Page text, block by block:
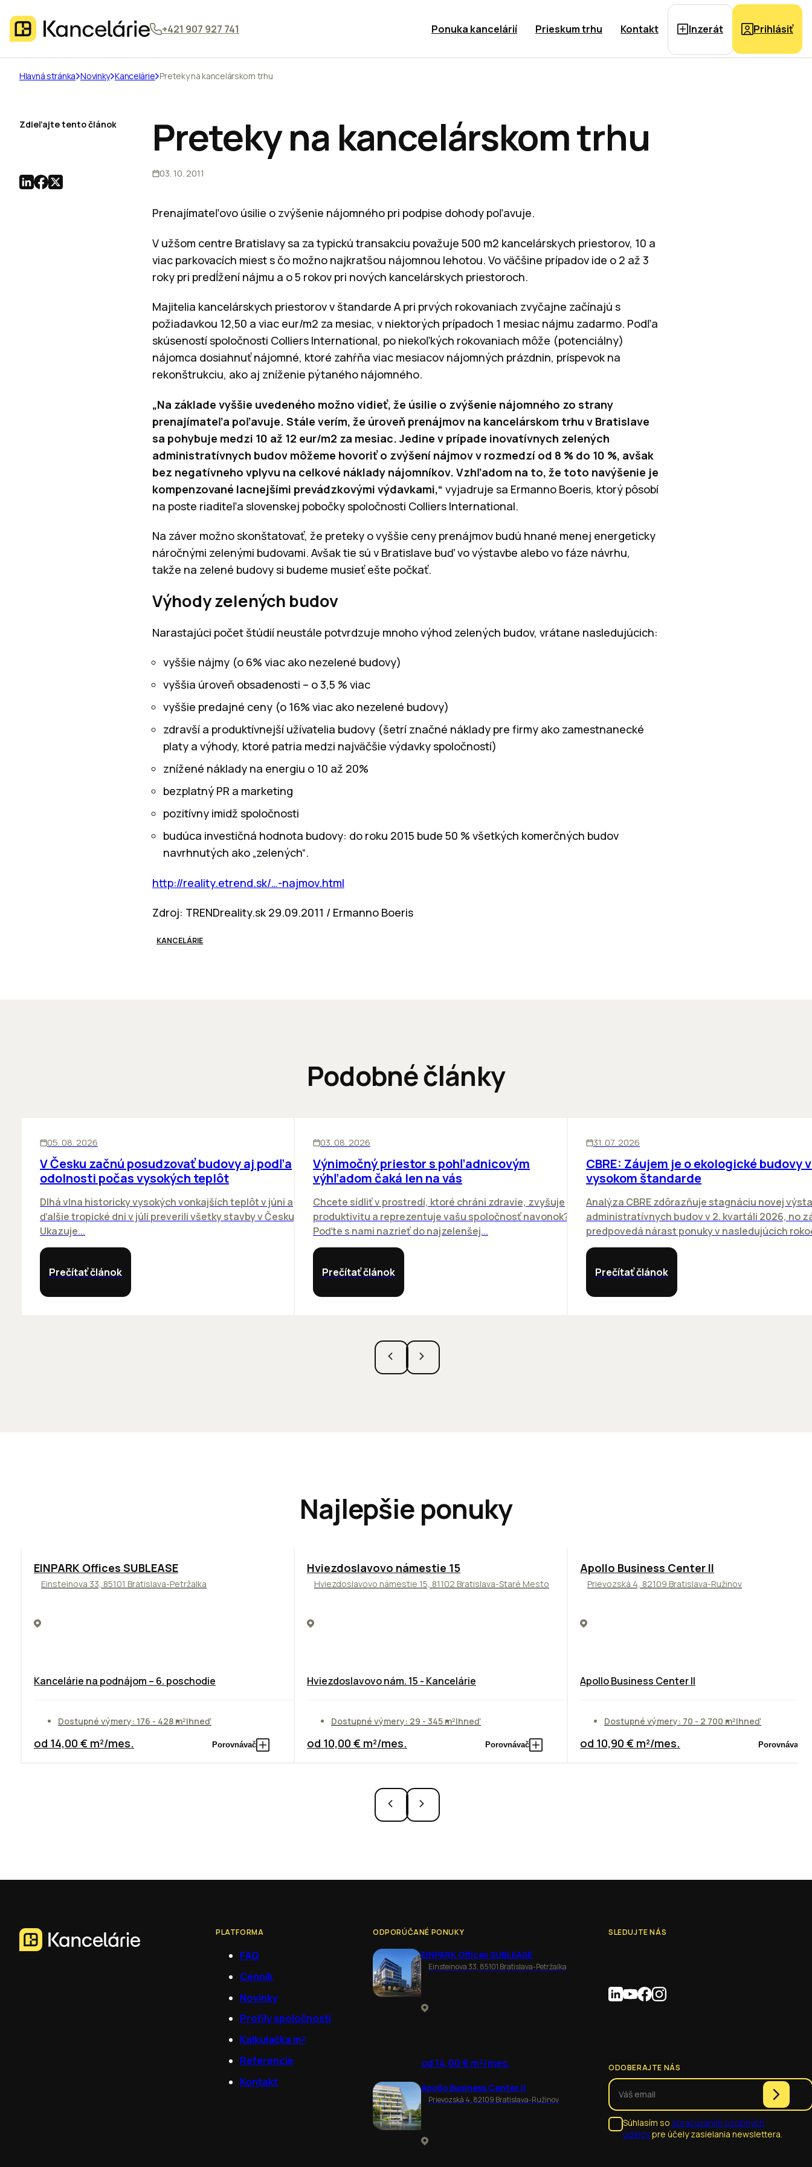
+421 907 927 741 Ponuka kancelárií Prieskum trhu Kontakt Inzerát Prihlásiť
Hlavná stránka Novinky Kancelárie Preteky na kancelárskom trhu
Preteky na kancelárskom trhu
03. 10. 2011
Prenajímateľovo úsilie o zvýšenie nájomného pri podpise dohody poľavuje.
V užšom centre Bratislavy sa za typickú transakciu považuje 500 m2 kancelárskych priestorov, 10 a
viac parkovacích miest s čo možno najkratšou nájomnou lehotou. Vo väčšine prípadov ide o 2 až 3
roky pri predĺžení nájmu a o 5 rokov pri nových kancelárskych priestoroch.
Majitelia kancelárskych priestorov v štandarde A pri prvých rokovaniach zvyčajne začínajú s
požiadavkou 12,50 a viac eur/m2 za mesiac, v niektorých prípadoch 1 mesiac nájmu zadarmo. Podľa
skúseností spoločnosti Colliers International, po niekoľkých rokovaniach môže (potenciálny)
nájomca dosiahnuť nájomné, ktoré zahŕňa viac mesiacov nájomných prázdnin, príspevok na
rekonštrukciu, ako aj zníženie pýtaného nájomného.
„Na základe vyššie uvedeného možno vidieť, že úsilie o zvýšenie nájomného zo strany
prenajímateľa poľavuje. Stále verím, že úroveň prenájmov na kancelárskom trhu v Bratislave
sa pohybuje medzi 10 až 12 eur/m2 za mesiac. Jedine v prípade inovatívnych zelených
administratívnych budov môžeme hovoriť o zvýšení nájmov v rozmedzí od 8 % do 10 %, avšak
bez negatívneho vplyvu na celkové náklady nájomníkov. Vzhľadom na to, že toto navýšenie je
kompenzované lacnejšími prevádzkovými výdavkami,“ vyjadruje sa Ermanno Boeris, ktorý pôsobí
na poste riaditeľa slovenskej pobočky spoločnosti Colliers International.
Na záver možno skonštatovať, že preteky o vyššie ceny prenájmov budú hnané menej energeticky
náročnými zelenými budovami. Avšak tie sú v Bratislave buď vo výstavbe alebo vo fáze návrhu,
takže na zelené budovy si budeme musieť ešte počkať.
Výhody zelených budov
Narastajúci počet štúdií neustále potvrdzuje mnoho výhod zelených budov, vrátane nasledujúcich:
vyššie nájmy (o 6% viac ako nezelené budovy)
vyššia úroveň obsadenosti – o 3,5 % viac
vyššie predajné ceny (o 16% viac ako nezelené budovy)
zdravší a produktívnejší užívatelia budovy (šetrí značné náklady pre firmy ako zamestnanecké
platy a výhody, ktoré patria medzi najväčšie výdavky spoločností)
znížené náklady na energiu o 10 až 20%
bezplatný PR a marketing
pozitívny imidž spoločnosti
budúca investičná hodnota budovy: do roku 2015 bude 50 % všetkých komerčných budov
navrhnutých ako „zelených“.
http://reality.etrend.sk/…-najmov.html
Zdroj: TRENDreality.sk 29.09.2011 / Ermanno Boeris
KANCELÁRIE
Zdieľajte tento článok
Podobné články
05. 08. 2026
V Česku začnú posudzovať budovy aj podľa
odolnosti počas vysokých teplôt
Dlhá vlna historicky vysokých vonkajších teplôt v júni a
ďalšie tropické dni v júli preverili všetky stavby v Česku.
Ukazuje...
Prečítať článok
03. 08. 2026
Výnimočný priestor s pohľadnicovým
výhľadom čaká len na vás
Chcete sídliť v prostredí, ktoré chráni zdravie, zvyšuje
produktivitu a reprezentuje vašu spoločnosť navonok?
Poďte s nami nazrieť do najzelenšej...
Prečítať článok
31. 07. 2026
CBRE: Záujem je o ekologické budovy
vysokom štandarde
Analýza CBRE zdôrazňuje stagnáciu novej
administratívnych budov v 2. kvartáli 2026, no
predpovedá nárast ponuky v nasledujúcich
Prečítať článok
Najlepšie ponuky
TOP ODPORÚČAME
EINPARK Offices SUBLEASE
Einsteinova 33, 85101 Bratislava-Petržalka
Kancelárie na podnájom – 6. poschodie
Dostupné výmery: 176 - 428 m²Ihneď
od 14,00 € m²/mes. Porovnávač
ODPORÚČAME
Hviezdoslavovo námestie 15
Hviezdoslavovo námestie 15, 81102 Bratislava-Staré Mesto
Hviezdoslavovo nám. 15 - Kancelárie
Dostupné výmery: 29 - 345 m²Ihneď
od 10,00 € m²/mes. Porovnávač
TOP NOVINKA ODPORÚČAME
Apollo Business Center II
Prievozská 4, 82109 Bratislava-Ružinov
Apollo Business Center II
Dostupné výmery: 70 - 2 700 m²Ihneď
od 10,90 € m²/mes. Porovnávač
PLATFORMA
FAQ
Cenník
Novinky
Profily spoločností
Kalkulačka m²
Referencie
Kontakt
ODPORÚČANÉ PONUKY
EINPARK Offices SUBLEASE
Einsteinova 33, 85101 Bratislava-Petržalka
od 14,00 € m²/mes.
Apollo Business Center II
Prievozská 4, 82109 Bratislava-Ružinov
SLEDUJTE NÁS
ODOBERAJTE NÁS
Súhlasím so spracúvaním osobných
údajovpre účely zasielania newslettera.